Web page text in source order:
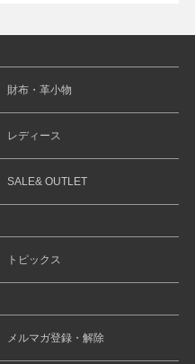
財布・革小物
レディース
SALE& OUTLET
トピックス
メルマガ登録・解除